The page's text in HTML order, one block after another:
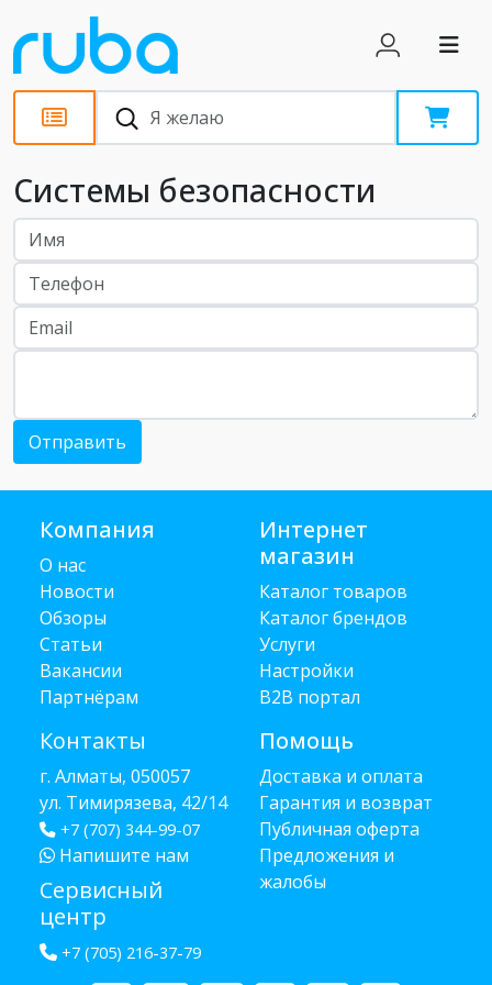
Системы безопасности
Компания
О нас
Новости
Обзоры
Статьи
Вакансии
Партнёрам
Контакты
г. Алматы, 050057
ул. Тимирязева, 42/14
+7 (707) 344-99-07
Напишите нам
Сервисный
центр
+7 (705) 216-37-79
Интернет
магазин
Каталог товаров
Каталог брендов
Услуги
Настройки
B2B портал
Помощь
Доставка и оплата
Гарантия и возврат
Публичная оферта
Предложения и
жалобы